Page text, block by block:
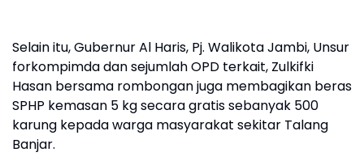
Selain itu, Gubernur Al Haris, Pj. Walikota Jambi, Unsur
forkompimda dan sejumlah OPD terkait, Zulkifki
Hasan bersama rombongan juga membagikan beras
SPHP kemasan 5 kg secara gratis sebanyak 500
karung kepada warga masyarakat sekitar Talang
Banjar.